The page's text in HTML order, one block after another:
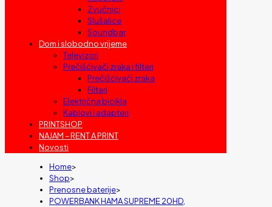
Zvučnici
Slušalice
Soundbar
Dom i slobodno vrijeme
Televizori
Prečišćivači zraka i filteri
Prečišćivači zraka
Filteri
Električna bicikla
Kablovi i adapteri
PRINTSHOP
NAJAM – RENT A PRINT
Novosti
Home>
Shop>
Prenosne baterije>
POWERBANK HAMA SUPREME 20HD,